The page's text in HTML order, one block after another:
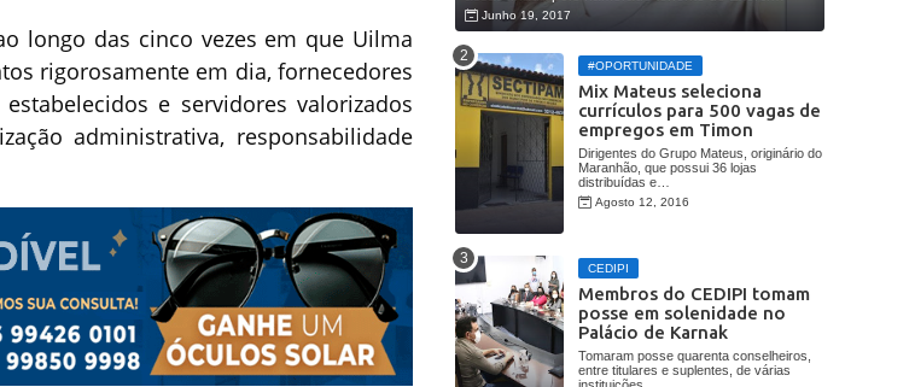
longo das cinco vezes em que Uilma
rigorosamente em dia, fornecedores
e servidores valorizados
administrativa, responsabilidade
Junho 19, 2017
#OPORTUNIDADE
Mix Mateus seleciona
currículos para 500 vagas de
empregos em Timon
Dirigentes do Grupo Mateus, originário do
Maranhão, que possui 36 lojas
distribuídas e…
Agosto 12, 2016
CEDIPI
Membros do CEDIPI tomam
posse em solenidade no
Palácio de Karnak
Tomaram posse quarenta conselheiros,
entre titulares e suplentes, de várias
instituições …